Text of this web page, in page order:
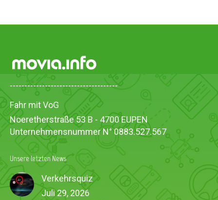
-------------------------------------
Fahr mit VoG
Noeretherstraße 53 B - 4700 EUPEN
Unternehmensnummer N° 0883.527.567
Unsere letzten News
Verkehrsquiz
Juli 29, 2026